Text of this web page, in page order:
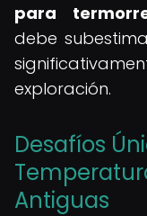
para
debe
exploración.
Desafíos
Antiguas